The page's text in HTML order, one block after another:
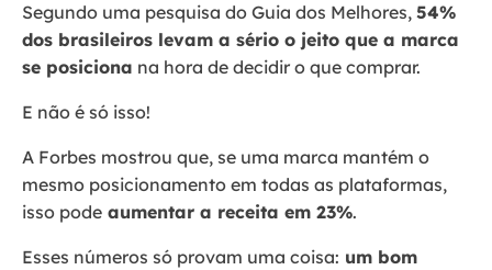
Segundo uma pesquisa do Guia dos Melhores, 54%
dos brasileiros levam a sério o jeito que a marca
se posiciona na hora de decidir o que comprar.
E não é só isso!
A Forbes mostrou que, se uma marca mantém o
mesmo posicionamento em todas as plataformas,
isso pode aumentar a receita em 23%.
Esses números só provam uma coisa: um bom